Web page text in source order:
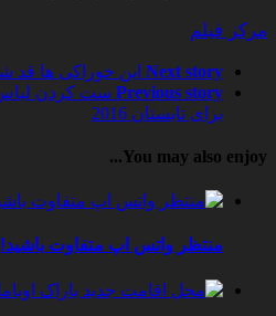
مرکز فیلم
Next story این خوراکی ها قد
Previous story ست کردن
برای تابستان 2016
You may also enjoy...
منتظر واتس اپ متفاوت باشید!